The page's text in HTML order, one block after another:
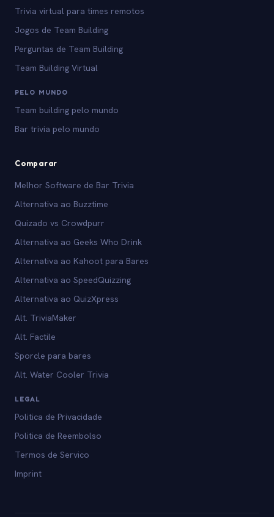
Trivia virtual para times remotos
Jogos de Team Building
Perguntas de Team Building
Team Building Virtual
PELO MUNDO
Team building pelo mundo
Bar trivia pelo mundo
Comparar
Melhor Software de Bar Trivia
Alternativa ao Buzztime
Quizado vs Crowdpurr
Alternativa ao Geeks Who Drink
Alternativa ao Kahoot para Bares
Alternativa ao SpeedQuizzing
Alternativa ao QuizXpress
Alt. TriviaMaker
Alt. Factile
Sporcle para bares
Alt. Water Cooler Trivia
LEGAL
Politica de Privacidade
Politica de Reembolso
Termos de Servico
Imprint